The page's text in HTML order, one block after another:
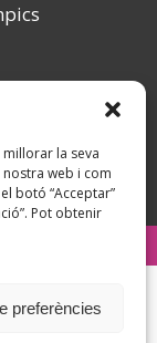
la seva
nostra web i com
botó “Acceptar”
Pot obtenir
preferències